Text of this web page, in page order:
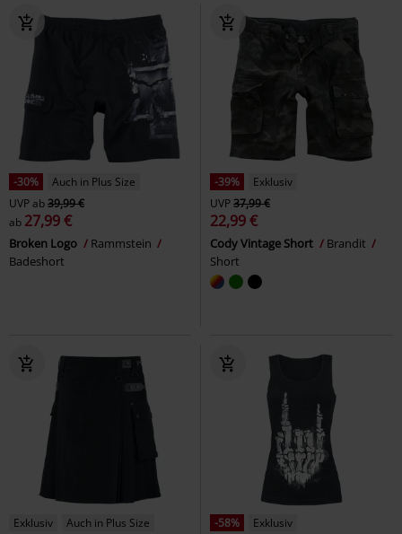
-30%
Auch in Plus Size
UVPab39,99 €
ab 27,99 €
Broken Logo
Rammstein
Badeshort
-39%
Exklusiv
UVP37,99 €
22,99 €
Cody Vintage Short
Brandit
Short
Exklusiv Auch in Plus Size -58% Exklusiv